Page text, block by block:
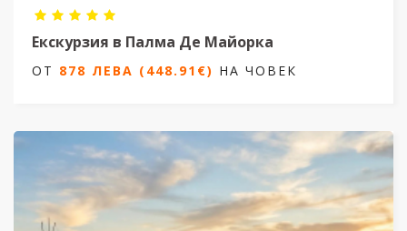
Екскурзия в Палма Де Майорка
3 нощувки/ 4 дни
ОТ878 ЛЕВА (448.91€) НА ЧОВЕК
ОТ 878 ЛЕВА (448.91€) НА ЧОВЕК